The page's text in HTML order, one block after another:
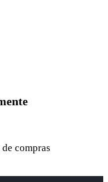
compras